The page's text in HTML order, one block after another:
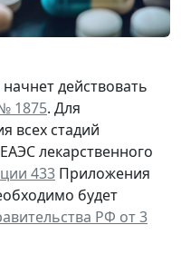
действовать
1875. Для
всех стадий
лекарственного
433 Приложения
будет
РФ от 3